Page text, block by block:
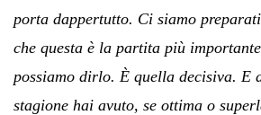
porta dappertutto. Ci siamo
che questa è la partita più
possiamo dirlo. È quella decisiva. E
stagione hai avuto, se ottima o